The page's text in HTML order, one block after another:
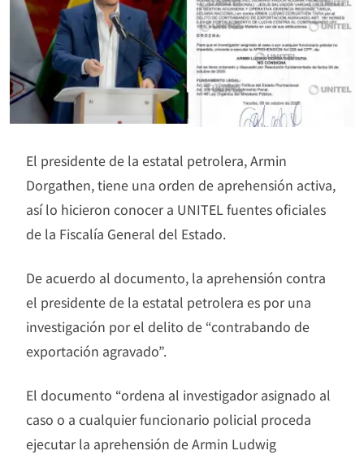
El presidente de la estatal petrolera, Armin
Dorgathen, tiene una orden de aprehensión activa,
así lo hicieron conocer a UNITEL fuentes oficiales
de la Fiscalía General del Estado.
De acuerdo al documento, la aprehensión contra
el presidente de la estatal petrolera es por una
investigación por el delito de “contrabando de
exportación agravado”.
El documento “ordena al investigador asignado al
caso o a cualquier funcionario policial proceda
ejecutar la aprehensión de Armin Ludwig